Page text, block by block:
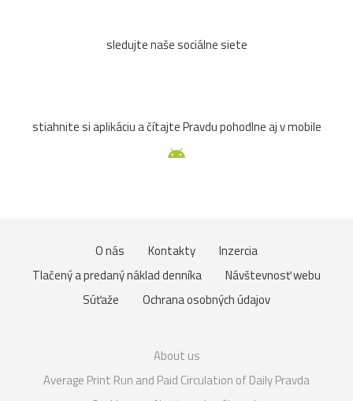
sledujte naše sociálne siete
stiahnite si aplikáciu a čítajte Pravdu pohodlne aj v mobile
O nás Kontakty
Inzercia
Tlačený a predaný náklad denníka
Návštevnosť webu
Súťaže
Ochrana osobných údajov
About us
Average Print Run and Paid Circulation of Daily Pravda